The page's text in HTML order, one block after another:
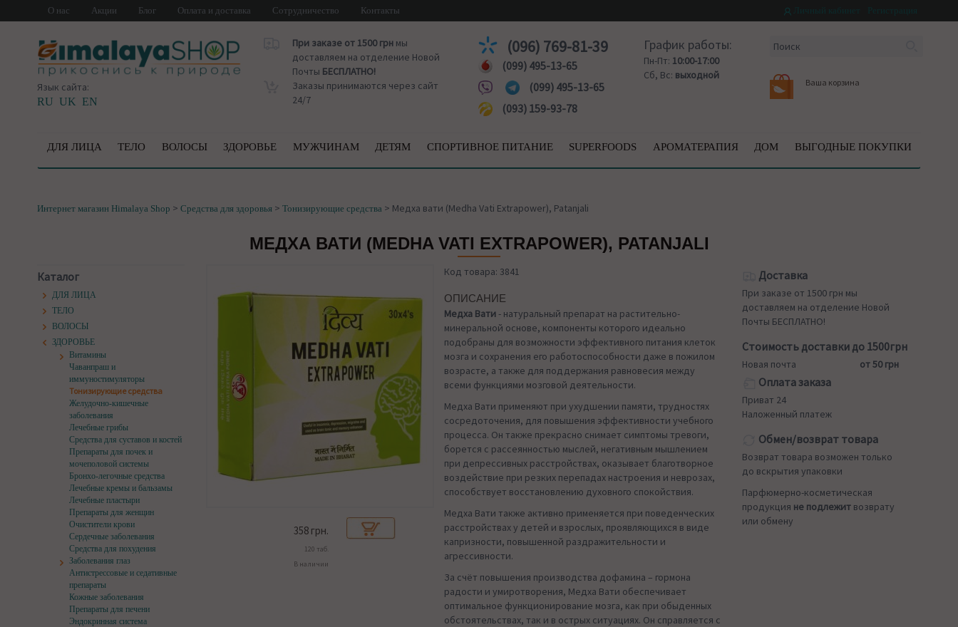
О нас Акции Блог Оплата и доставка Сотрудничество Контакты
Язык сайта:
RU UK EN
При заказе от 1500 грнмы
доставляем на отделение Новой
Почты БЕСПЛАТНО!
Заказы принимаются через сайт
24/7
(096) 769-81-39
(099) 495-13-65
(099) 495-13-65
(093) 159-93-78
График работы:
Пн-Пт: 10:00-17:00
Сб, Вс: выходной
Ваша корзина
ДЛЯ ЛИЦА ТЕЛО ВОЛОСЫ ЗДОРОВЬЕ МУЖЧИНАМ ДЕТЯМ СПОРТИВНОЕ ПИТАНИЕ SUPERFOODS АРОМАТЕРАПИЯ ДОМ ВЫГОДНЫЕ ПОКУПКИ
Интернет магазин Himalaya Shop > Средства для здоровья > Тонизирующие средства > Медха вати (Medha Vati Extrapower), Patanjali
МЕДХА ВАТИ (MEDHA VATI EXTRAPOWER), PATANJALI
Каталог
ДЛЯ ЛИЦА
ТЕЛО
ВОЛОСЫ
ЗДОРОВЬЕ
Витамины
Чаванпраш и
иммуностимуляторы
Тонизирующие средства
Желудочно-кишечные
заболевания
Лечебные грибы
Средства для суставов и костей
Препараты для почек и
мочеполовой системы
Бронхо-легочные средства
Лечебные кремы и бальзамы
Лечебные пластыри
Препараты для женщин
Очистители крови
Сердечные заболевания
Средства для похудения
Заболевания глаз
Антистрессовые и седативные
препараты
Кожные заболевания
Препараты для печени
Эндокринная система
358грн.
120 таб.
В наличии
Код товара: 3841
ОПИСАНИЕ
Медха Вати - натуральный препарат на растительно-
минеральной основе, компоненты которого идеально
подобраны для возможности эффективного питания клеток
мозга и сохранения его работоспособности даже в пожилом
возрасте, а также для поддержания равновесия между
всеми функциями мозговой деятельности.
Медха Вати применяют при ухудшении памяти, трудностях
сосредоточения, для повышения эффективности учебного
процесса. Он также прекрасно снимает симптомы тревоги,
борется с рассеянностью мыслей, негативным мышлением
при депрессивных расстройствах, оказывает благотворное
воздействие при резких перепадах настроения и неврозах,
способствует восстановлению духовного спокойствия.
Медха Вати также активно применяется при поведенческих
расстройствах у детей и взрослых, проявляющихся в виде
капризности, повышенной раздражительности и
агрессивности.
За счёт повышения производства дофамина – гормона
радости и умиротворения, Медха Вати обеспечивает
оптимальное функционирование мозга, как при обыденных
обстоятельствах, так и в острых ситуациях. Он справляется с
Доставка
При заказе от 1500 грн мы
доставляем на отделение Новой
Почты БЕСПЛАТНО!
Стоимость доставки до 1500грн
Новая почта от 50 грн
Оплата заказа
Приват 24
Наложенный платеж
Обмен/возврат товара
Возврат товара возможен только
до вскрытия упаковки
Парфюмерно-косметическая
продукция не подлежит возврату
или обмену